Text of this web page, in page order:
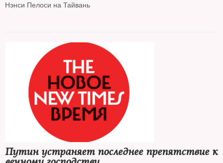
Нэнси Пелоси на Тайвань
Путин устраняет последнее препятствие к